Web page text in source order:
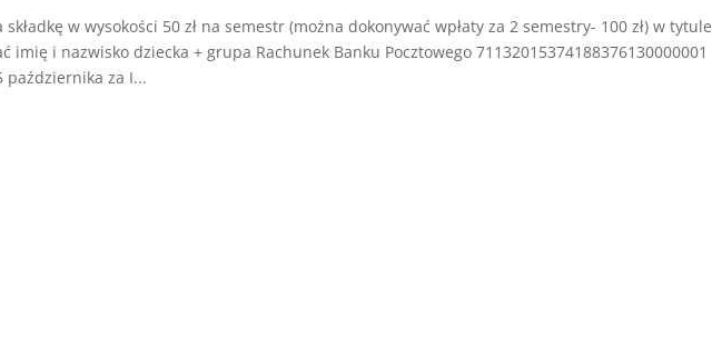
składkę w wysokości 50 zł na semestr (można dokonywać wpłaty za 2 semestry- 100 zł) w tytule
imię i nazwisko dziecka + grupa Rachunek Banku Pocztowego 71132015374188376130000001
października za I...